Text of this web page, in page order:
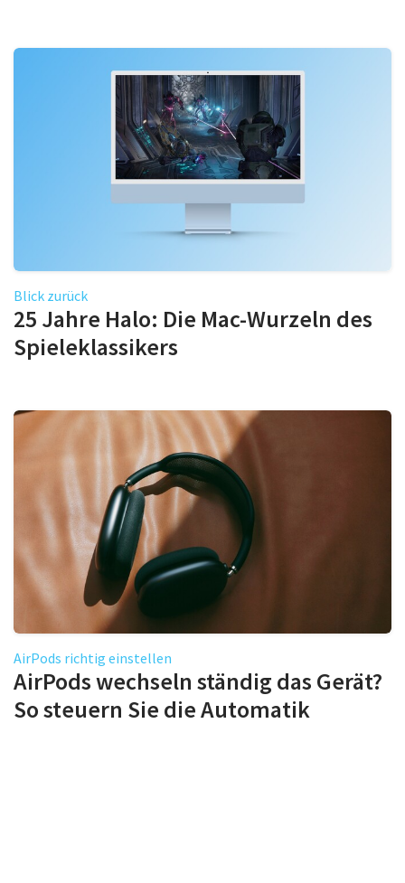
Blick zurück
25 Jahre Halo: Die Mac-Wurzeln des
Spieleklassikers
AirPods richtig einstellen
AirPods wechseln ständig das Gerät?
So steuern Sie die Automatik